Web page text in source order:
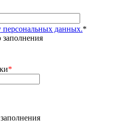
персональных данных.*
заполнения
*